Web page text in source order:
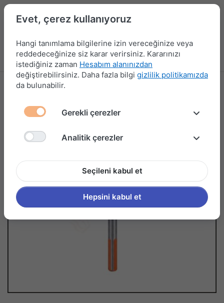
Menü Kampanyalar Yeni Ürünler Giriş yap
Evet, çerez kullanıyoruz
Hangi tanımlama bilgilerine izin vereceğinize veya
reddedeceğinize siz karar verirsiniz. Kararınızı
istediğiniz zaman Hesabım alanınızdan
değiştirebilirsiniz. Daha fazla bilgi gizlilik politikamızda
da bulunabilir.
Gerekli çerezler
Analitik çerezler
Seçileni kabul et
Hepsini kabul et